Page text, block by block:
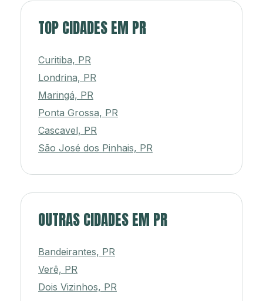
TOP CIDADES EM PR
Curitiba, PR
Londrina, PR
Maringá, PR
Ponta Grossa, PR
Cascavel, PR
São José dos Pinhais, PR
OUTRAS CIDADES EM PR
Bandeirantes, PR
Verê, PR
Dois Vizinhos, PR